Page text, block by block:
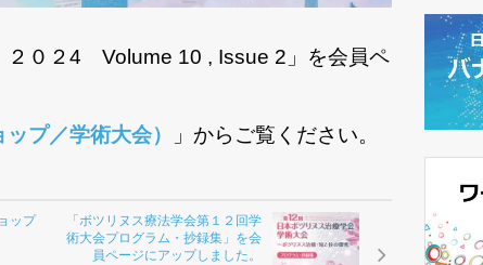
２０２4 Volume 10 , Issue 2」を会員ペ
プ／学術大会） 」からご覧ください。
ップ
「ボツリヌス療法学会第１２回学
術大会プログラム・抄録集」を会
員ページにアップしました。